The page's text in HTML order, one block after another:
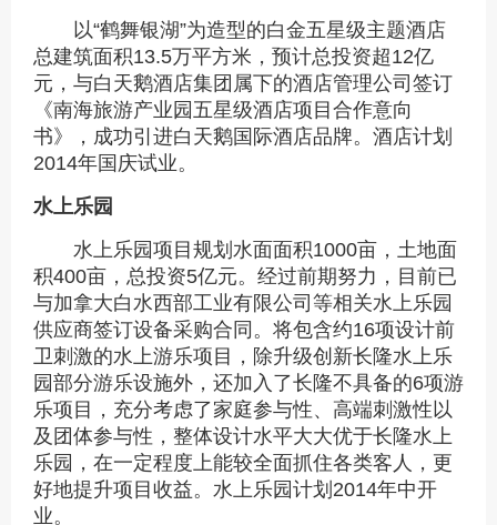
以“鹤舞银湖”为造型的白金五星级主题酒店
总建筑面积13.5万平方米，预计总投资超12亿
元，与白天鹅酒店集团属下的酒店管理公司签订
《南海旅游产业园五星级酒店项目合作意向
书》，成功引进白天鹅国际酒店品牌。酒店计划
2014年国庆试业。
水上乐园
水上乐园项目规划水面面积1000亩，土地面
积400亩，总投资5亿元。经过前期努力，目前已
与加拿大白水西部工业有限公司等相关水上乐园
供应商签订设备采购合同。将包含约16项设计前
卫刺激的水上游乐项目，除升级创新长隆水上乐
园部分游乐设施外，还加入了长隆不具备的6项游
乐项目，充分考虑了家庭参与性、高端刺激性以
及团体参与性，整体设计水平大大优于长隆水上
乐园，在一定程度上能较全面抓住各类客人，更
好地提升项目收益。水上乐园计划2014年中开
业。